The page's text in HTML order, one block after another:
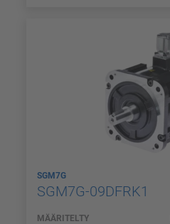
SGM7G
SGM7G-09DFRK1
MÄÄRITELTY